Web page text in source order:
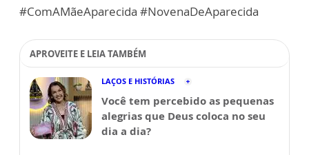
#ComAMãeAparecida #NovenaDeAparecida
APROVEITE E LEIA TAMBÉM
LAÇOS E HISTÓRIAS
Você tem percebido as pequenas
alegrias que Deus coloca no seu
dia a dia?